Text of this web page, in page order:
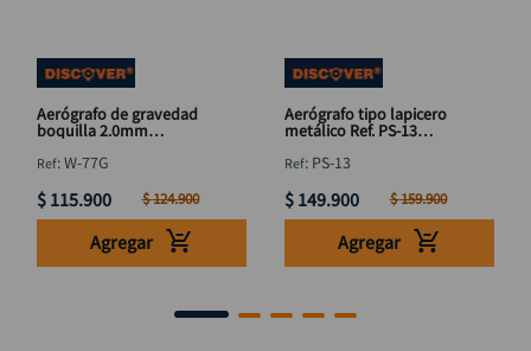
Aerógrafo de gravedad
boquilla 2.0mm
:W-77G
$ 115.900 $124.900
Agregar
Aerógrafo tipo lapicero
metálico Ref. PS-13
: PS-13
$ 149.900 $159.900
Agregar